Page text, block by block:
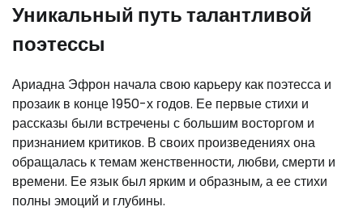
Уникальный путь талантливой
поэтессы
Ариадна Эфрон начала свою карьеру как поэтесса и
прозаик в конце 1950-х годов. Ее первые стихи и
рассказы были встречены с большим восторгом и
признанием критиков. В своих произведениях она
обращалась к темам женственности, любви, смерти и
времени. Ее язык был ярким и образным, а ее стихи
полны эмоций и глубины.